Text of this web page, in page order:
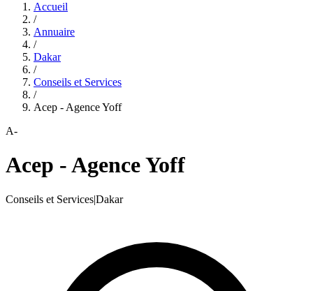
Accueil
/
Annuaire
/
Dakar
/
Conseils et Services
/
Acep - Agence Yoff
A-
Acep - Agence Yoff
Conseils et Services|Dakar